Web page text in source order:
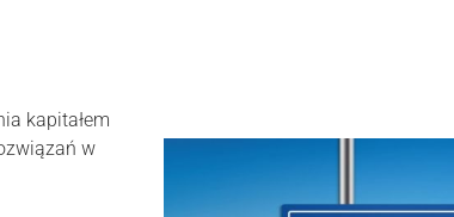
kapitałem
w